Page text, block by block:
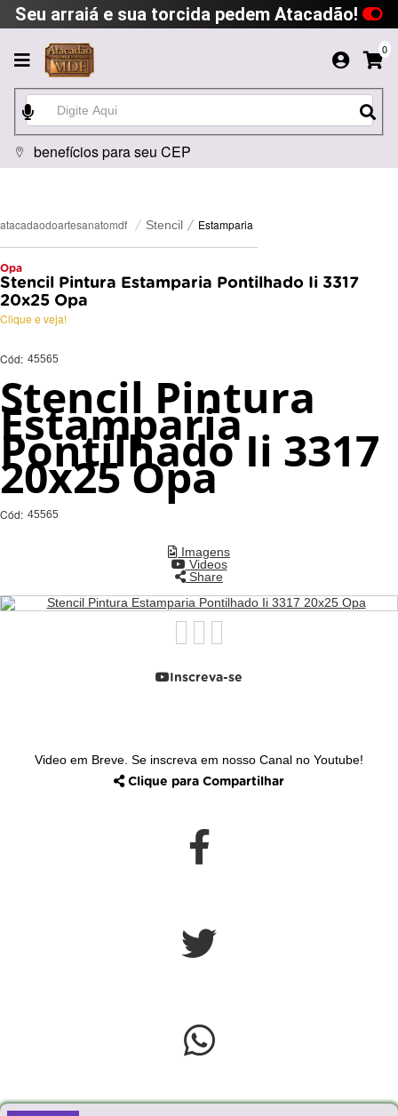
Seu arraiá e sua torcida pedem Atacadão!
0
benefícios para seu CEP
atacadaodoartesanatomdf Stencil Estamparia
Opa
Stencil Pintura Estamparia Pontilhado Ii 3317
20x25 Opa
Clique e veja!
Cód: 45565
Stencil Pintura
Estamparia
Pontilhado Ii 3317
20x25 Opa
Cód: 45565
Imagens
Videos
Share
Inscreva-se
Video em Breve. Se inscreva em nosso Canal no Youtube!
Clique para Compartilhar